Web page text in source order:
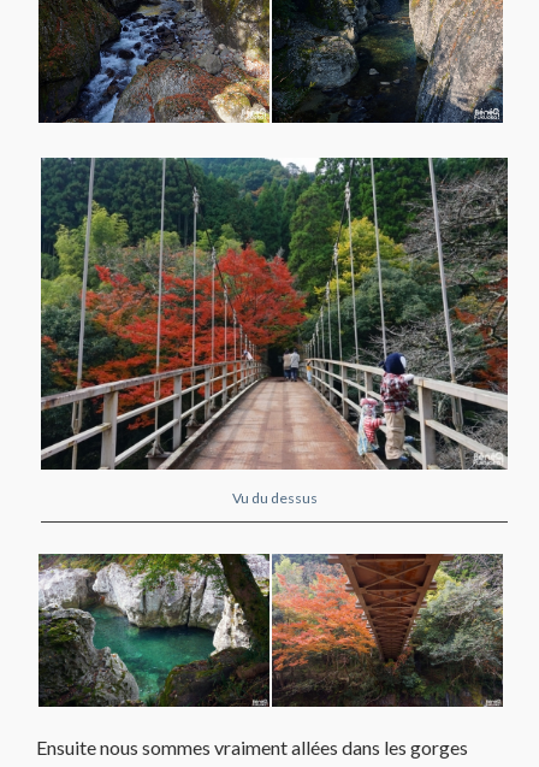
Vu du dessus
Ensuite nous sommes vraiment allées dans les gorges